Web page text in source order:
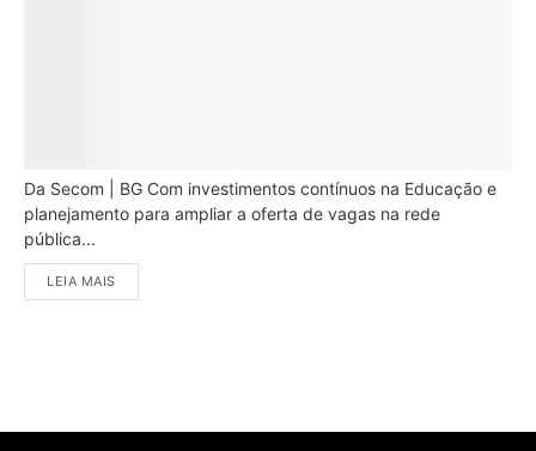
Da Secom | BG Com investimentos contínuos na Educação e
planejamento para ampliar a oferta de vagas na rede
pública...
LEIA MAIS